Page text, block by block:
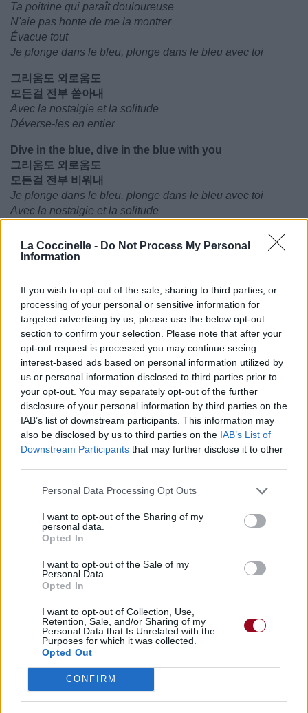
La Coccinelle - Do Not Process My Personal
Information
If you wish to opt-out of the sale, sharing to third parties, or
processing of your personal or sensitive information for
targeted advertising by us, please use the below opt-out
section to confirm your selection. Please note that after your
opt-out request is processed you may continue seeing
interest-based ads based on personal information utilized by
us or personal information disclosed to third parties prior to
your opt-out. You may separately opt-out of the further
disclosure of your personal information by third parties on the
IAB’s list of downstream participants. This information may
also be disclosed by us to third parties on the IAB’s List of
Downstream Participants that may further disclose it to other
Personal Data Processing Opt Outs
I want to opt-out of the Sharing of my
personal data.
Opted In
I want to opt-out of the Sale of my
Personal Data.
Opted In
I want to opt-out of Collection, Use,
Retention, Sale, and/or Sharing of my
Personal Data that Is Unrelated with the
Purposes for which it was collected.
Opted Out
CONFIRM
Ta poitrine qui paraît douloureuse
N'aie pas honte de me la montrer
Évacue tout
Je plonge dans le bleu, plonge dans le bleu avec toi
그리움도 외로움도
모든걸 전부 쏟아내
Avec la nostalgie et la solitude
Déverse-les en entier
Dive in the blue, dive in the blue with you
그리움도 외로움도
모든걸 전부 비워내
Je plonge dans le bleu, plonge dans le bleu avec toi
Avec la nostalgie et la solitude
___________
sur Soundcloud.
Publié pargarmich
Chanteurs : Taeyong